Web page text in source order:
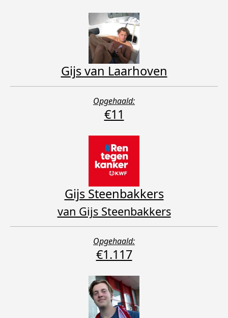
Gijs van Laarhoven
Opgehaald:
€11
Gijs Steenbakkers
van Gijs Steenbakkers
Opgehaald:
€1.117